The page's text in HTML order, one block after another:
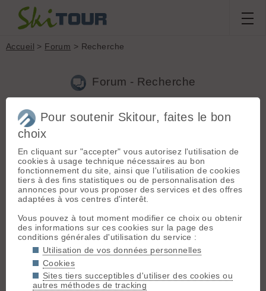
Accueil > Forum > Recherche
Forum - Recherche
Nouveau sujet|Voir tous les sujets
2 résultats
Et si vous vous y mettiez ?(JPMoy le 17.01.2024 à 16:04)
Je suis un très modeste contributeur (et aussi un très modeste
skieur de rando, parisien repenti et autodidacte du ski), pas à
chaque fois par manque de temps. Mais je suis un utilisateur
systématique au moment de choisir la prochaine sortie! ...
Annulation refuge(JPMoy le 08.04.2013 à 22:05)
Le gardien du refuge doit vivre, lui aussi, même s'il fait
mauvais! Il peut avoir refusé d'autres clients, il a fait
l'approvisionnement, etc... Perdre 10 € pour nous skieurs n'est
pas la fin du monde (combien coûte le trajet en voiture qu'on ...
Pour soutenir Skitour, faites le bon
choix
En cliquant sur "accepter" vous autorisez l'utilisation de
cookies à usage technique nécessaires au bon
fonctionnement du site, ainsi que l'utilisation de cookies
tiers à des fins statistiques ou de personnalisation des
annonces pour vous proposer des services et des offres
adaptées à vos centres d'interêt.
Vous pouvez à tout moment modifier ce choix ou obtenir
des informations sur ces cookies sur la page des
conditions générales d'utilisation du service :
Utilisation de vos données personnelles
Cookies
Sites tiers succeptibles d'utiliser des cookies ou
autres méthodes de tracking